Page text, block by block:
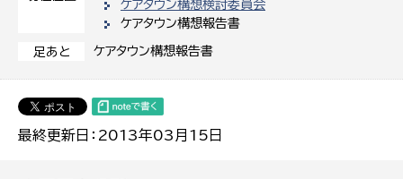
ケアタウン構想検討委員会
ケアタウン構想報告書
足あと ケアタウン構想報告書
最終更新日：2013年03月15日